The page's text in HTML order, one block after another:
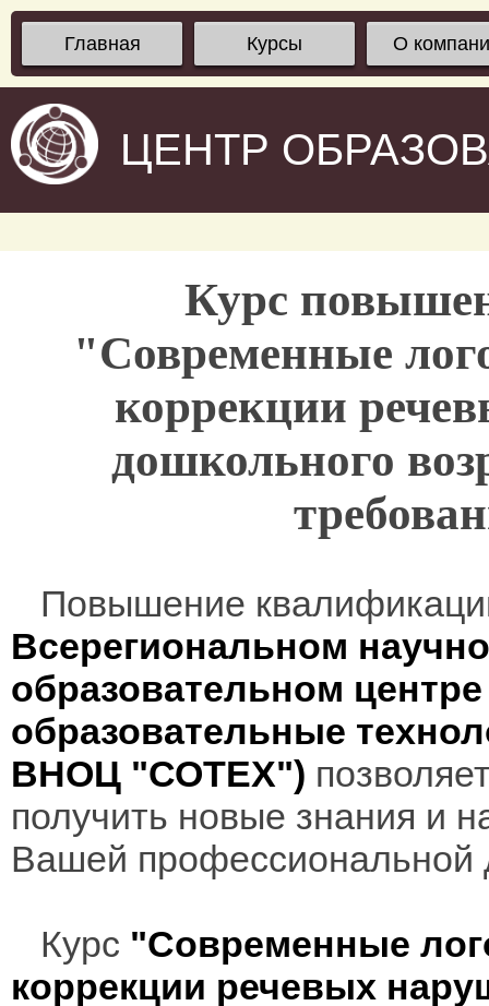
Главная Курсы О
ЦЕНТР
Курс
"Современные
коррекции
дошкольного
Повышение
Всерегиональном
образовательном
образовательные
ВНОЦ "СОТЕХ")
получить новые знания и
Вашей профессиональной
Курс "Современные
коррекции речевых